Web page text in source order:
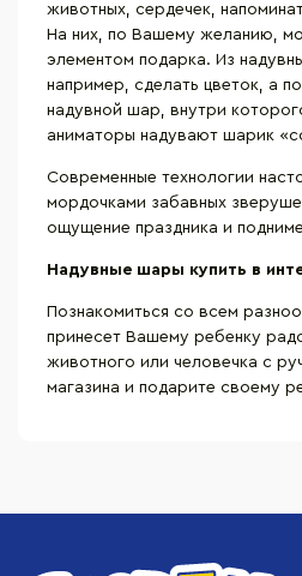
животных, сердечек,
На них, по Вашему желанию,
элементом подарка. Из
например, сделать цветок, а
надувной шар, внутри
аниматоры надувают шарик
Современные технологии
мордочками забавных
ощущение праздника и
Надувные шары купить в
Познакомиться со всем
принесет Вашему ребенку
животного или человечка с
магазина и подарите своему